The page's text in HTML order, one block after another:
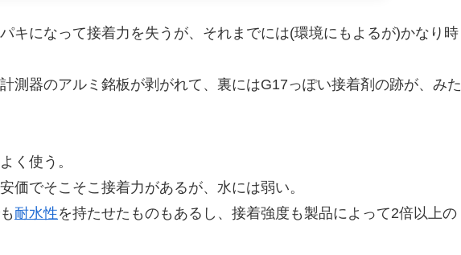
キになって接着力を失うが、それまでには(環境にもよるが)かなり時
測器のアルミ銘板が剥がれて、裏にはG17っぽい接着剤の跡が、みた
く使う。
価でそこそこ接着力があるが、水には弱い。
耐水性を持たせたものもあるし、接着強度も製品によって2倍以上の